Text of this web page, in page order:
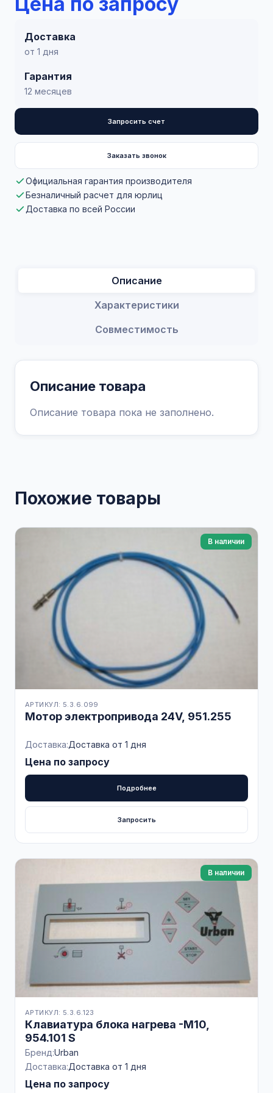
Доставка
от 1 дня
Гарантия
12 месяцев
Запросить счет
Заказать звонок
Официальная гарантия производителя
Безналичный расчет для юрлиц
Доставка по всей России
Описание
Характеристики
Совместимость
Описание товара
Описание товара пока не заполнено.
Похожие товары
В наличии
АРТИКУЛ: 5.3.6.099
Мотор электропривода 24V, 951.255
Доставка:Доставка от 1 дня
Цена по запросу
Подробнее
Запросить
В наличии
АРТИКУЛ: 5.3.6.123
Клавиатура блока нагрева -M10,
954.101 S
Бренд:Urban
Доставка:Доставка от 1 дня
Цена по запросу